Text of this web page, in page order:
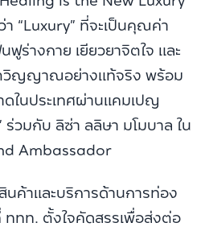
“Luxury” ที่จะเป็นคุณค่า
ร่างกาย เยียวยาจิตใจ และ
วิญญาณอย่างแท้จริง พร้อม
ในประเทศผ่านแคมเปญ
วมกับ ลิซ่า ลลิษา มโมบาล ใน
Ambassador
ค้าและบริการด้านการท่อง
ททท. ตั้งใจคัดสรรเพื่อส่งต่อ